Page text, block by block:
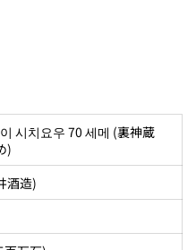
시치요우 70 세메 (裏神蔵
)
酒造)